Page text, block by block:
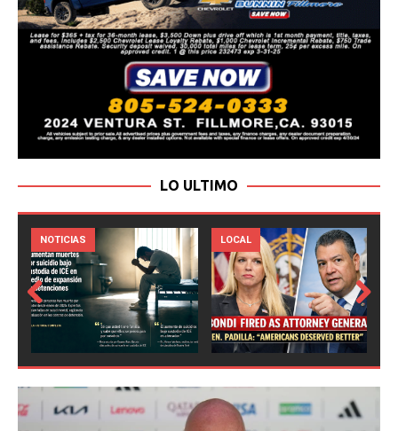
LO ULTIMO
LOCAL NOTICIAS
Prev
Next